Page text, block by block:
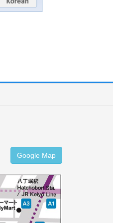
Google Map